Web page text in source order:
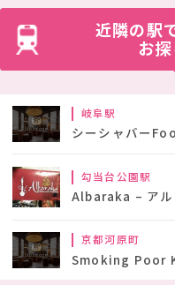
近隣の駅
お
岐阜駅
シーシャバー
勾当台公園駅
Albaraka – アル
京都河原町
Smoking Poor